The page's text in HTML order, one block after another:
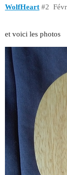
WolfHeart #2
et voici les photos